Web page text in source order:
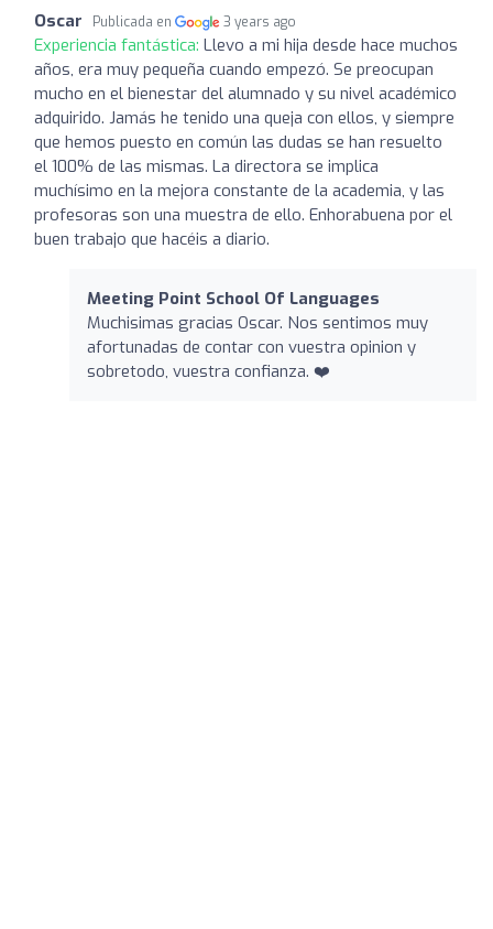
Oscar Publicada en 3 years ago
Experiencia fantástica: Llevo a mi hija desde hace muchos
años, era muy pequeña cuando empezó. Se preocupan
mucho en el bienestar del alumnado y su nivel académico
adquirido. Jamás he tenido una queja con ellos, y siempre
que hemos puesto en común las dudas se han resuelto
el 100% de las mismas. La directora se implica
muchísimo en la mejora constante de la academia, y las
profesoras son una muestra de ello. Enhorabuena por el
buen trabajo que hacéis a diario.
Meeting Point School Of Languages
Muchisimas gracias Oscar. Nos sentimos muy
afortunadas de contar con vuestra opinion y
sobretodo, vuestra confianza. ❤️